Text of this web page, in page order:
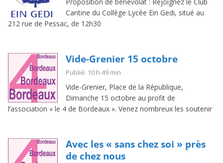
Cantine du Collège Lycée Ein Gedi, situé au
212 rue de Pessac, de 12h30
Vide-Grenier 15 octobre
Publié: 10 h 49 min
Vide-Grenier, Place de la République,
Dimanche 15 octobre au profit de
l’association « le 4 de Bordeaux ». Venez nombreux les soutenir
Avec les « sans chez soi » près
de chez nous